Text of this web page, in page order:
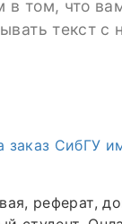
в том, что
текст с
заказ СибГУ
реферат,